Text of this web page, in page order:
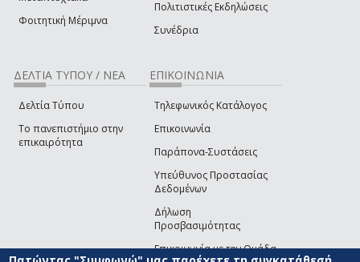
Φοιτητική Μέριμνα
Πολιτιστικές Εκδηλώσεις
Συνέδρια
ΔΕΛΤΙΑ ΤΥΠΟΥ / ΝΕΑ
Δελτία Τύπου
Το πανεπιστήμιο στην
επικαιρότητα
ΕΠΙΚΟΙΝΩΝΙΑ
Τηλεφωνικός Κατάλογος
Επικοινωνία
Παράπονα-Συστάσεις
Υπεύθυνος Προστασίας
Δεδομένων
Δήλωση
Προσβασιμότητας
Επικοινωνία με την Ομάδα